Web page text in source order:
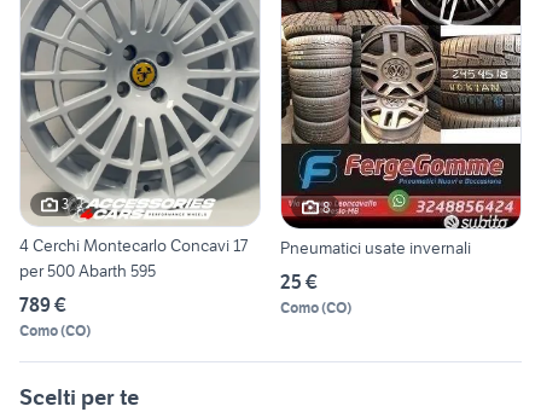
3
4 Cerchi Montecarlo Concavi 17
per 500 Abarth 595
789 €
Como(CO)
8
Pneumatici usate invernali
25 €
Como(CO)
Scelti per te